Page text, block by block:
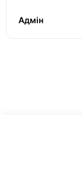
Адмін